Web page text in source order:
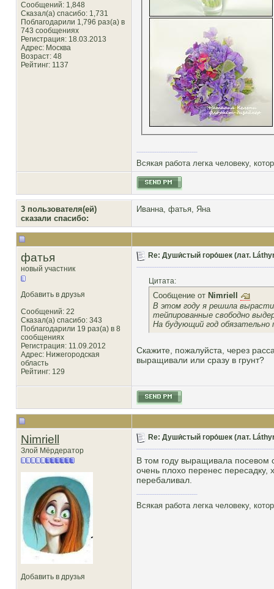
Сообщений: 1,848
Сказал(а) спасибо: 1,731
Поблагодарили 1,796 раз(а) в
743 сообщениях
Регистрация: 18.03.2013
Адрес: Москва
Возраст: 48
Рейтинг: 1137
Всякая работа легка человеку,
3 пользователя(ей)
сказали cпасибо:
Иванна, фатья, Яна
фатья
новый участник
Добавить в друзья
Сообщений: 22
Сказал(а) спасибо: 343
Поблагодарили 19 раз(а) в 8
сообщениях
Регистрация: 11.09.2012
Адрес: Нижегородская
область
Рейтинг: 129
Re: Души́стый горо́шек (лат.
Цитата:
Сообщение от Nimriell
В этом году я решила
тейпированные свободно
На будующий год
Скажите, пожалуйста, через
выращивали или сразу в грунт?
Nimriell
Злой Мёрдератор
Добавить в друзья
Re: Души́стый горо́шек (лат.
В том году выращивала посевом
очень плохо перенес пересадку,
перебаливал.
Всякая работа легка человеку,